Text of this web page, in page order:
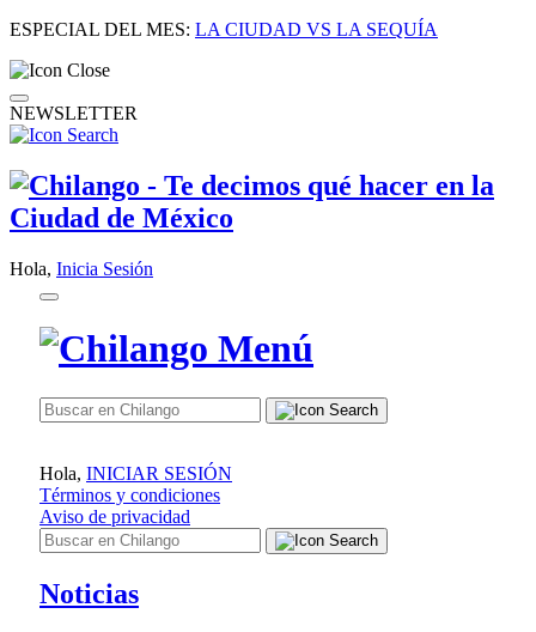
ESPECIAL DEL MES: LA CIUDAD VS LA SEQUÍA
NEWSLETTER
Hola, Inicia Sesión
Hola, INICIAR SESIÓN
Términos y condiciones
Aviso de privacidad
Noticias